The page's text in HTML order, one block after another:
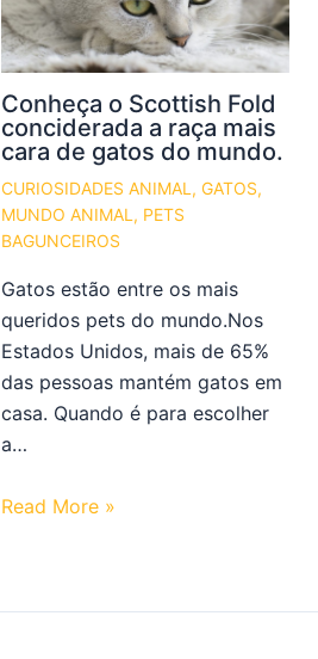
Conheça o Scottish Fold
conciderada a raça mais
cara de gatos do mundo.
CURIOSIDADES ANIMAL,GATOS,
MUNDO ANIMAL, PETS
BAGUNCEIROS
Gatos estão entre os mais
queridos pets do mundo.Nos
Estados Unidos, mais de 65%
das pessoas mantém gatos em
casa. Quando é para escolher
a…
Read More »